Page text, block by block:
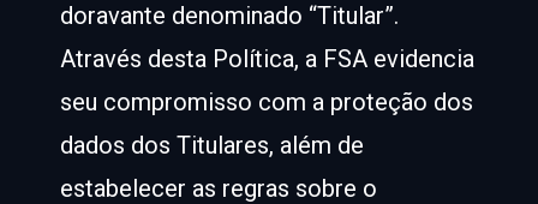
doravante denominado “Titular”.
Através desta Política, a FSA evidencia
seu compromisso com a proteção dos
dados dos Titulares, além de
estabelecer as regras sobre o